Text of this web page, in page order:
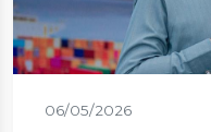
06/05/2026